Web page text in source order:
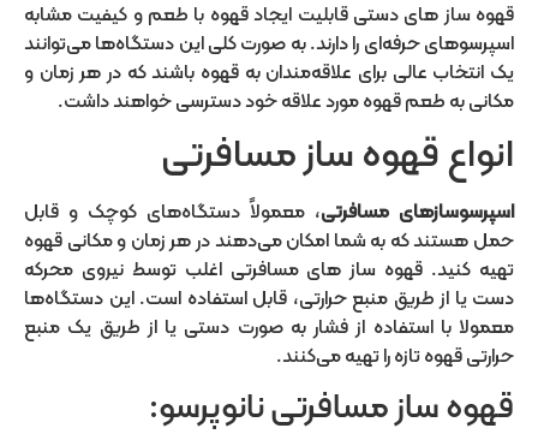
قهوه ساز های دستی قابلیت ایجاد قهوه با طعم و کیفیت مشابه
اسپرسوهای حرفه‌ای را دارند.به صورت کلی این دستگاه‌ها می‌توانند
یک انتخاب عالی برای علاقه‌مندان به قهوه باشند که در هر زمان و
مکانی به طعم قهوه مورد علاقه خود دسترسی خواهند داشت.
انواع قهوه ساز مسافرتی
اسپرسوسازهای مسافرتی، معمولاً دستگاه‌های کوچک و قابل
حمل هستند که به شما امکان می‌دهند در هر زمان و مکانی قهوه
تهیه کنید. قهوه ساز های مسافرتی اغلب توسط نیروی محرکه
دست یا از طریق منبع حرارتی، قابل استفاده است. این دستگاه‌ها
معمولا با استفاده از فشار به صورت دستی یا از طریق یک منبع
حرارتی قهوه تازه را تهیه می‌کنند.
قهوه ساز مسافرتی نانوپرسو: